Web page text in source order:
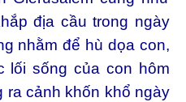
địa cầu trong ngày
nhằm để hù dọa con,
lối sống của con hôm
ra cảnh khốn khổ ngày